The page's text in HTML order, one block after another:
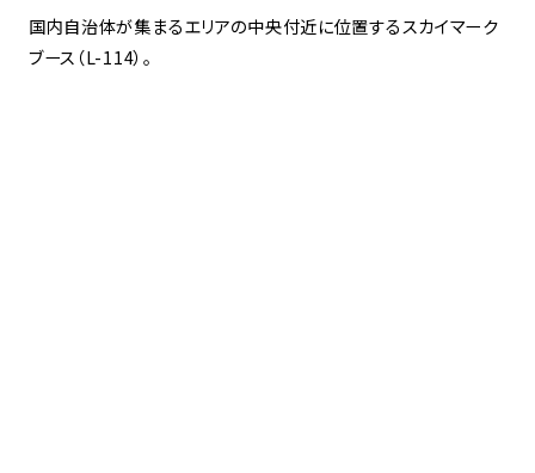
国内自治体が集まるエリアの中央付近に位置するスカイマーク
ブース（L-114）。